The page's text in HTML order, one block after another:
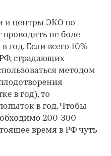
и центры ЭКО по
не боле
год. Если всего 10%
страдающих
методом
в год), то
в год. Чтобы
200-300
время в РФ чуть